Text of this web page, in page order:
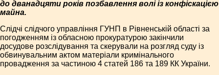
до дванадцяти років позбавлення волі із конфіскацією
майна.
Слідчі слідчого управління ГУНП в Рівненській області за
погодженням із обласною прокуратурою закінчили
досудове розслідування та скерували на розгляд суду із
обвинувальним актом матеріали кримінального
провадження за частиною 4 статей 186 та 189 КК України.